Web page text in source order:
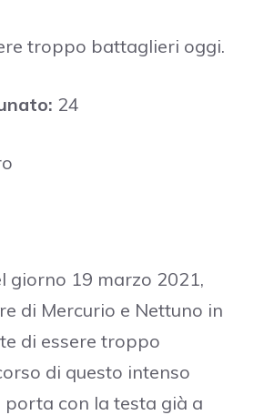
troppo battaglieri oggi.
24
giorno 19 marzo 2021,
di Mercurio e Nettuno in
di essere troppo
di questo intenso
porta con la testa già a